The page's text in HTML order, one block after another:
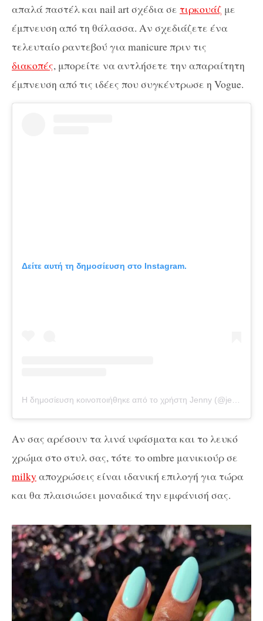
απαλά παστέλ και nail art σχέδια σε τιρκουάζ με
έμπνευση από τη θάλασσα. Αν σχεδιάζετε ένα
τελευταίο ραντεβού για manicure πριν τις
διακοπές, μπορείτε να αντλήσετε την απαραίτητη
έμπνευση από τις ιδέες που συγκέντρωσε η Vogue.
Δείτε αυτή τη δημοσίευση στο Instagram.
Η δημοσίευση κοινοποιήθηκε από το χρήστη Jenny (@jenny.jennys)
Αν σας αρέσουν τα λινά υφάσματα και το λευκό
χρώμα στο στυλ σας, τότε το ombre μανικιούρ σε
milkyαποχρώσεις είναι ιδανική επιλογή για τώρα
και θα πλαισιώσει μοναδικά την εμφάνισή σας.